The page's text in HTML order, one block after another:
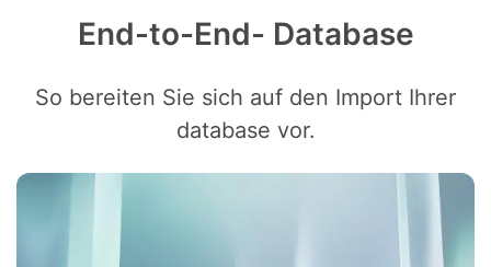
End-to-End- Database
So bereiten Sie sich auf den Import Ihrer
database vor.